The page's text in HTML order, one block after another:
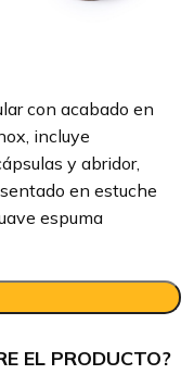
con acabado en
incluye
y abridor,
en estuche
espuma
EL PRODUCTO?